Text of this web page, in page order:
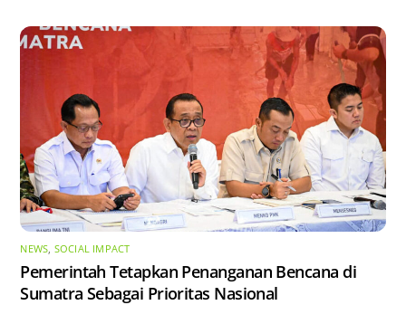
NEWS SOCIAL IMPACT
Pemerintah Tetapkan Penanganan Bencana di
Sumatra Sebagai Prioritas Nasional